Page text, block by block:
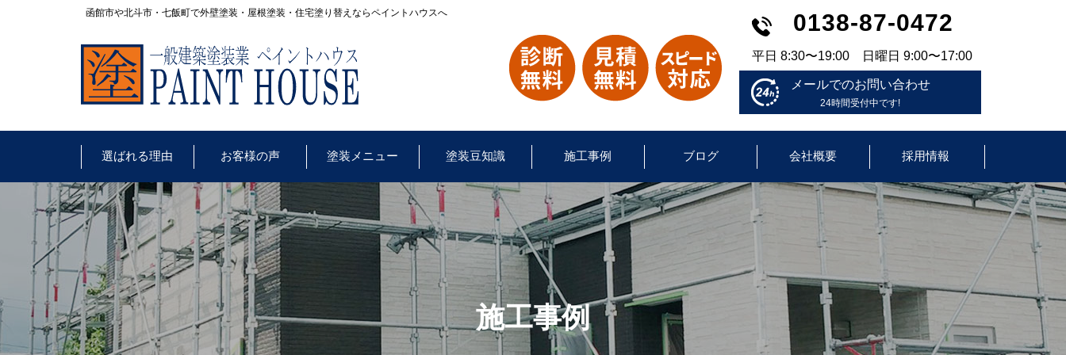
函館市や北斗市・七飯町で外壁塗装・屋根塗装・住宅塗り替えならペイントハウスへ 0138-87-0472
平日 8:30〜19:00 日曜日 9:00〜17:00
メールでのお問い合わせ
24時間受付中です!
選ばれる理由 お客様の声 塗装メニュー 塗装豆知識 施工事例 ブログ 会社概要 採用情報
施工事例